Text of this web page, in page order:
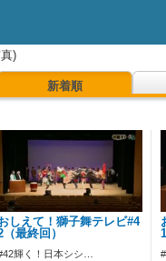
)
新着順
しえて！獅子舞テレビ#4
（最終回）
輝く！日本シシ…
1